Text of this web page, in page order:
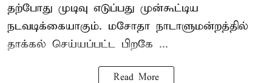
தற்போது முடிவு எடுப்பது முன்கூட்டிய
நடவடிக்கையாகும். மசோதா நாடாளுமன்றத்தில்
தாக்கல் செய்யப்பட்ட பிறகே ...
Read More